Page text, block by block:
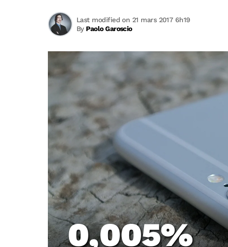
By Paolo Garoscio
Last modified on 21 mars 2017 6h19
0,005%